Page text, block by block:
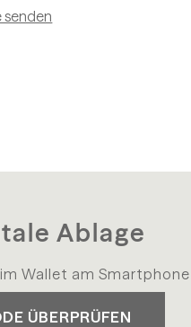
senden
Ablage
Wallet am
ÜBERPRÜFEN